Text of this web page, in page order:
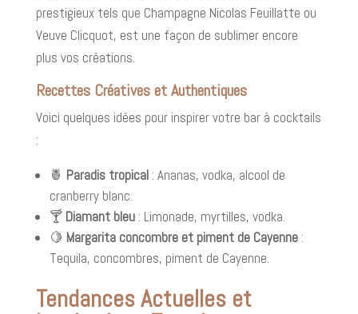
prestigieux tels que Champagne Nicolas Feuillatte ou
Veuve Clicquot, est une façon de sublimer encore
plus vos créations.
Recettes Créatives et Authentiques
Voici quelques idées pour inspirer votre bar à cocktails
:
🍍 Paradis tropical: Ananas, vodka, alcool de
cranberry blanc.
🍸 Diamant bleu: Limonade, myrtilles, vodka.
🍋 Margarita concombre et piment de Cayenne:
Tequila, concombres, piment de Cayenne.
Tendances Actuelles et